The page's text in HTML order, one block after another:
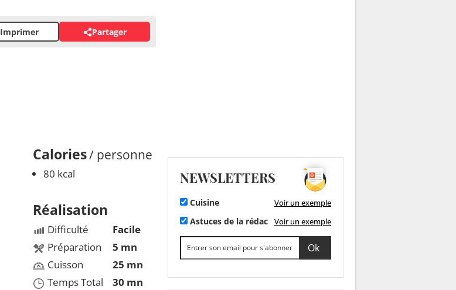
Imprimer Partager
Calories/ personne
80 kcal
Réalisation
Difficulté
Préparation
Cuisson
Temps Total
Facile
5 mn
25 mn
30 mn
NEWSLETTERS
Cuisine Voir un exemple
Astuces de la rédac Voir un exemple